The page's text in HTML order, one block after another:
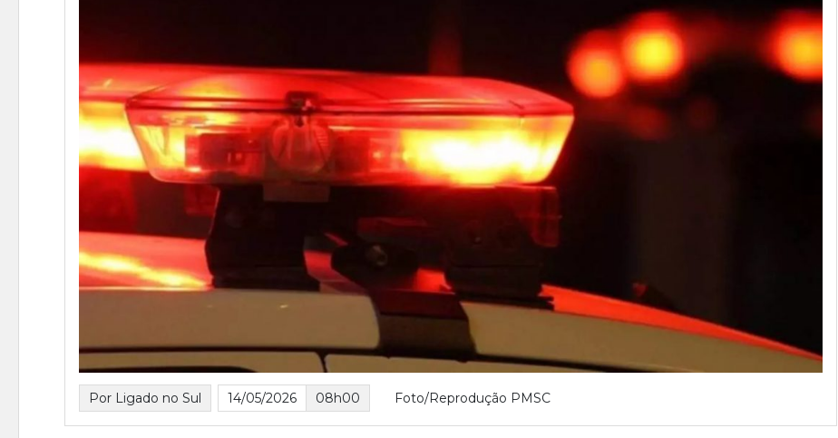
Por Ligado no Sul 14/05/2026 08h00 Foto/Reprodução PMSC